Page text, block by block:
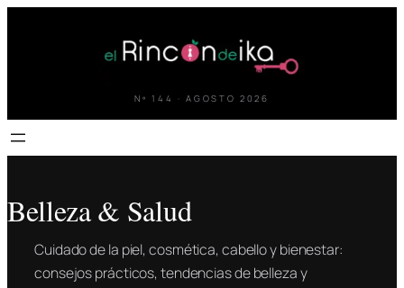
Nº 144 · AGOSTO 2026
Belleza & Salud
Cuidado de la piel, cosmética, cabello y bienestar:
consejos prácticos, tendencias de belleza y